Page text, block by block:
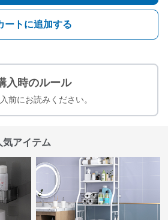
ートに追加する
入時のルール
前にお読みください。
気アイテム